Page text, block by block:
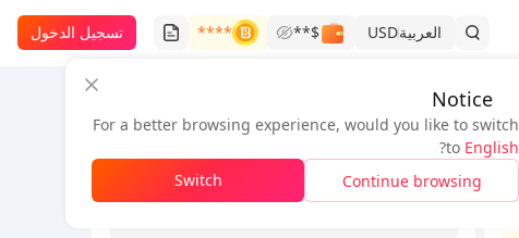
العربيةUSD
$**
**** تسجيل الدخول
معلومات الطلب
*
Notice
For a better browsing experience, would you like to switch
to English
?
Continue browsing
Switch